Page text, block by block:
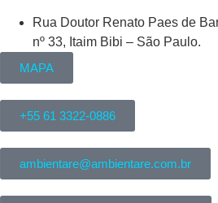
Rua Doutor Renato Paes de
nº 33, Itaim Bibi – São Paulo.
MAPA
+55 61 3322-0886
ambientare@ambientare.com.br